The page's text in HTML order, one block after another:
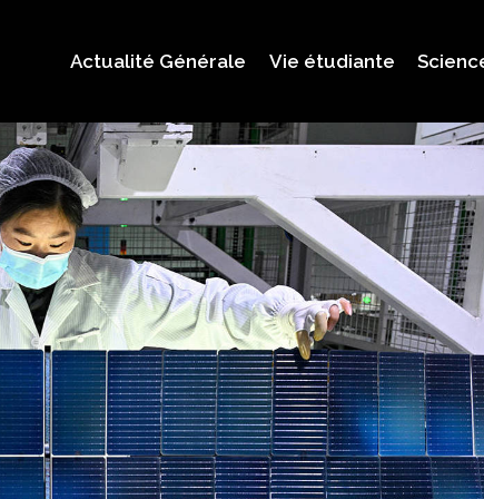
Actualité Générale Vie étudiante